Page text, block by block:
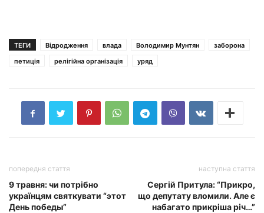
ТЕГИ Відродження влада Володимир Мунтян
заборона
петиція
релігійна організація уряд
попередня стаття
9 травня: чи потрібно
українцям святкувати “этот
День победы”
наступна стаття
Сергій Притула: “Прикро,
що депутату вломили. Але є
набагато прикріша річ…”